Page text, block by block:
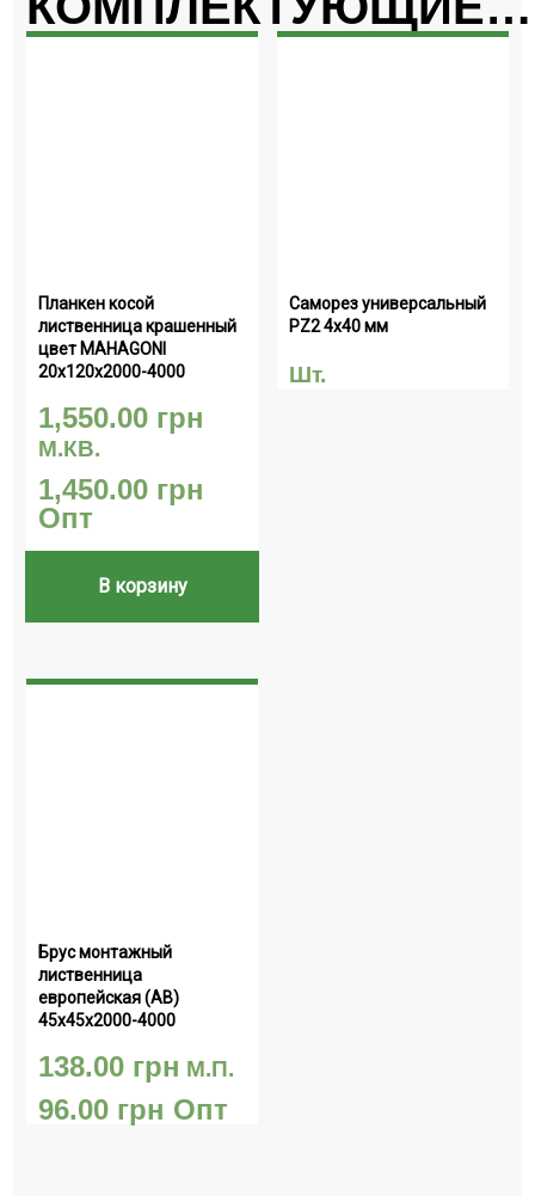
Планкен косой
лиственница крашенный
цвет MAHAGONI
20х120х2000-4000
1,550.00 грн
М.КВ.
1,450.00 грн
Опт
В корзину
Саморез универсальный
PZ2 4х40 мм
Шт.
Брус монтажный
лиственница
европейская (АВ)
45х45х2000-4000
138.00 грн М.П.
96.00 грн Опт